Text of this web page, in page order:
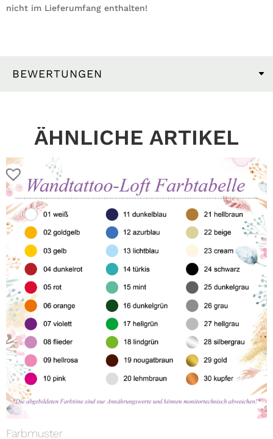
nicht im Lieferumfang enthalten!
BEWERTUNGEN
ÄHNLICHE ARTIKEL
Farbmuster